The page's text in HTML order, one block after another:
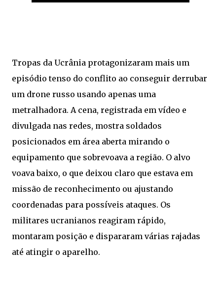
Tropas da Ucrânia protagonizaram mais um
episódio tenso do conflito ao conseguir derrubar
um drone russo usando apenas uma
metralhadora. A cena, registrada em vídeo e
divulgada nas redes, mostra soldados
posicionados em área aberta mirando o
equipamento que sobrevoava a região. O alvo
voava baixo, o que deixou claro que estava em
missão de reconhecimento ou ajustando
coordenadas para possíveis ataques. Os
militares ucranianos reagiram rápido,
montaram posição e dispararam várias rajadas
até atingir o aparelho.